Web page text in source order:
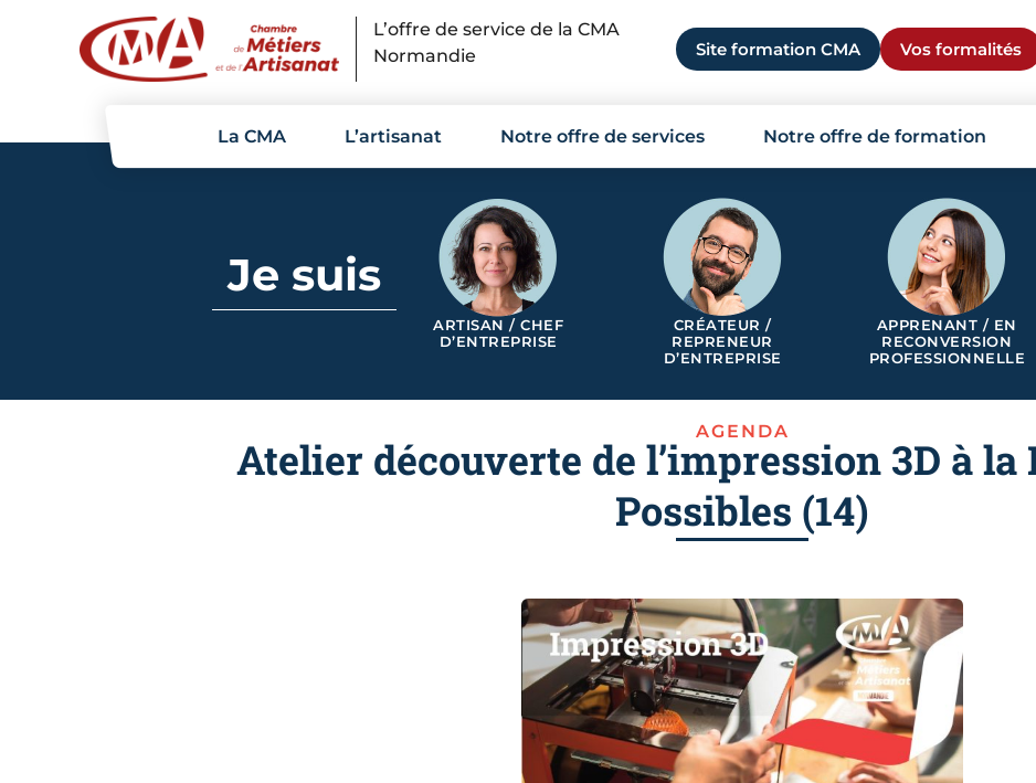
L’offre de service de la CMA
Normandie
Site formation CMA Vos formalités
La CMA L’artisanat Notre offre de services Notre offre de formation
Je suis
ARTISAN / CHEF
D’ENTREPRISE
CRÉATEUR /
REPRENEUR
D’ENTREPRISE
APPRENANT / EN
RECONVERSION
PROFESSIONNELLE
AGENDA
Atelier découverte de l’impression 3D à la
Possibles (14)
Panneau de gestion des cookies